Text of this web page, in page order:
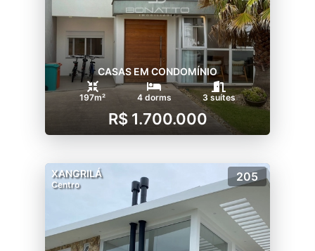
CASAS EM CONDOMÍNIO
197m² 4 dorms 3 suítes
R$ 1.700.000
XANGRILÁ
Centro
205